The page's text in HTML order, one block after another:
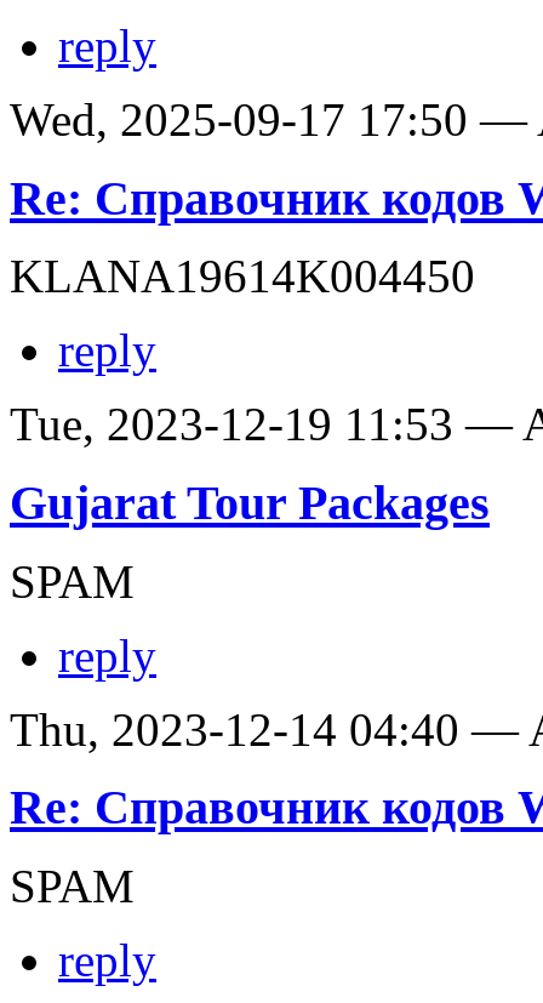
reply
Wed, 2025-09-17 17:50 —
Re: Справочник кодов
KLANA19614K004450
reply
Tue, 2023-12-19 11:53 —
Gujarat Tour Packages
SPAM
reply
Thu, 2023-12-14 04:40 —
Re: Справочник кодов
SPAM
reply